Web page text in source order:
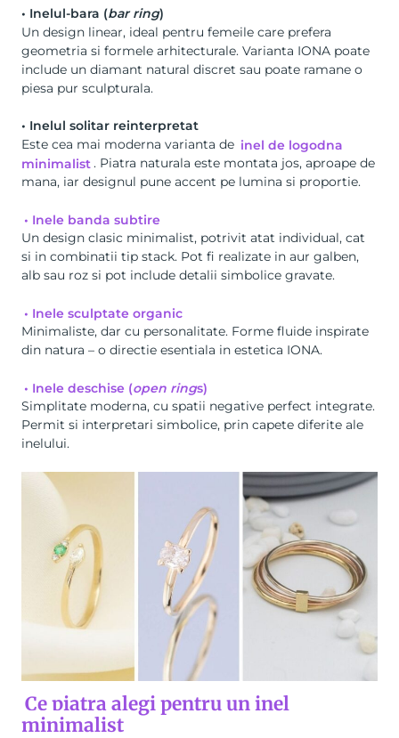
• Inelul-bara (bar ring)
Un design linear, ideal pentru femeile care prefera
geometria si formele arhitecturale. Varianta IONA poate
include un diamant natural discret sau poate ramane o
piesa pur sculpturala.
• Inelul solitar reinterpretat
Este cea mai moderna varianta de inel de logodna
minimalist. Piatra naturala este montata jos, aproape de
mana, iar designul pune accent pe lumina si proportie.
• Inele banda subtire
Un design clasic minimalist, potrivit atat individual, cat
si in combinatii tip stack. Pot fi realizate in aur galben,
alb sau roz si pot include detalii simbolice gravate.
• Inele sculptate organic
Minimaliste, dar cu personalitate. Forme fluide inspirate
din natura – o directie esentiala in estetica IONA.
• Inele deschise (open rings)
Simplitate moderna, cu spatii negative perfect integrate.
Permit si interpretari simbolice, prin capete diferite ale
inelului.
Ce piatra alegi pentru un inel
minimalist